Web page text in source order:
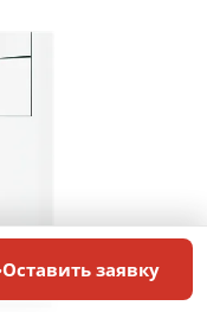
Оставить заявку